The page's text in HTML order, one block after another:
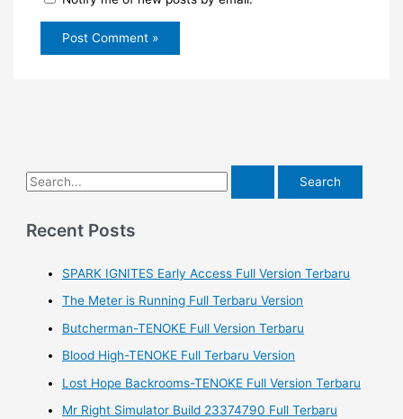
S
a
Recent Posts
SPARK IGNITES Early Access Full Version Terbaru
The Meter is Running Full Terbaru Version
Butcherman-TENOKE Full Version Terbaru
Blood High-TENOKE Full Terbaru Version
Lost Hope Backrooms-TENOKE Full Version Terbaru
Mr Right Simulator Build 23374790 Full Terbaru